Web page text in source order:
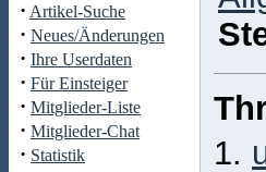
· Artikel-Suche
· Neues/Änderungen
· Ihre Userdaten
· Für Einsteiger
· Mitglieder-Liste
· Mitglieder-Chat
· Statistik
1.